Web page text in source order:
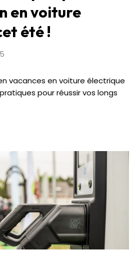
en voiture
été !
vacances en voiture électrique
pour réussir vos longs